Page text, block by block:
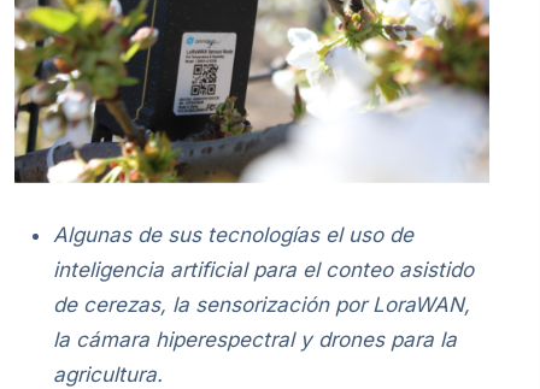
Algunas de sus tecnologías el uso de
inteligencia artificial para el conteo asistido
de cerezas, la sensorización por LoraWAN,
la cámara hiperespectral y drones para la
agricultura.